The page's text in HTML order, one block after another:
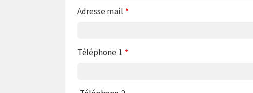
Adresse mail
Téléphone 1